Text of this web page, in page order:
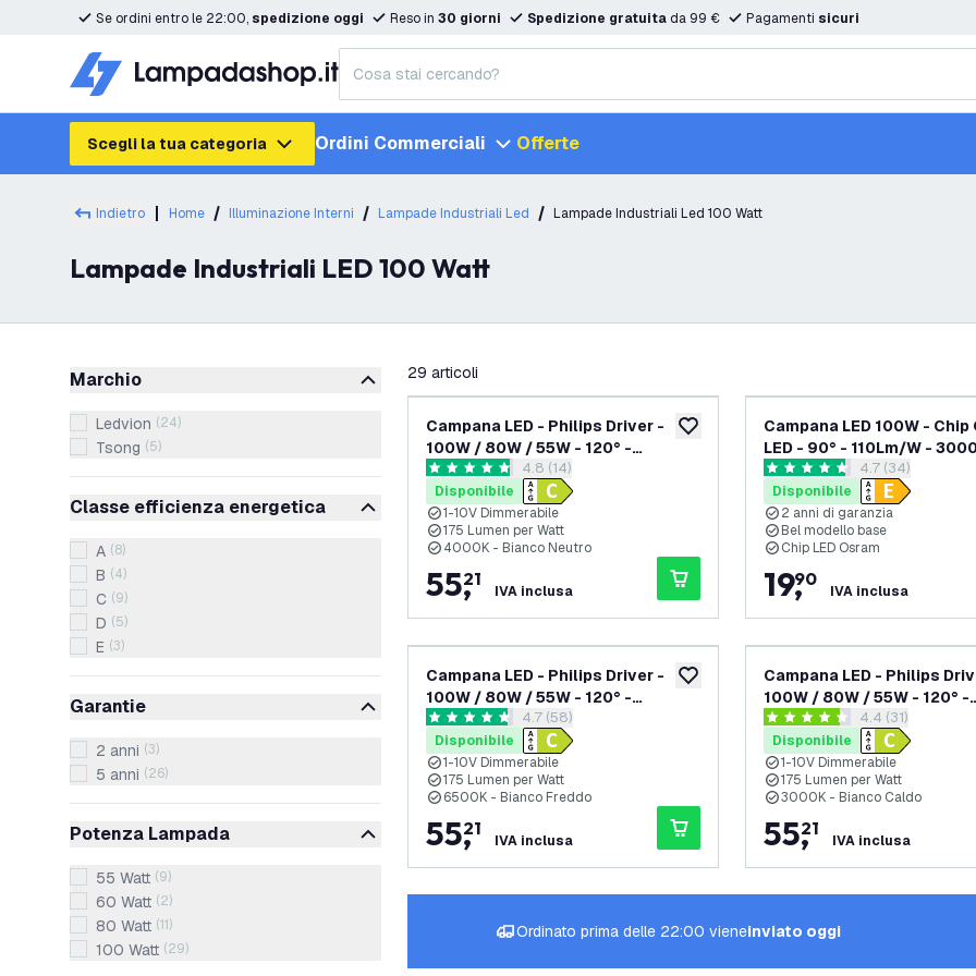
Se ordini entro le 22:00, spedizione oggi Reso in 30 giorni Spedizione gratuita da 99 € Pagamenti sicuri
Scegli la tua categoria Ordini Commerciali Offerte
Indietro Home Illuminazione Interni Lampade Industriali Led Lampade Industriali Led 100 Watt
Lampade Industriali LED 100 Watt
Marchio
Ledvion (24)
Tsong (5)
Classe efficienza energetica
A (8)
B (4)
C (9)
D (5)
E (3)
Garantie
2 anni (3)
5 anni (26)
Potenza Lampada
55 Watt (9)
60 Watt (2)
80 Watt (11)
100 Watt (29)
29 articoli
aggiungi alla lista desideri
Campana LED - Philips Driver -
100W / 80W / 55W - 120° -
175lm/W - 4000K - IP65 -
Dimmerabile - 5 anni di garanzia
apri il cassetto delle recensioni
4.8 stelle di valutazione
4.8 (14)
Disponibile
1-10V Dimmerabile
175 Lumen per Watt
4000K - Bianco Neutro
55,
21
IVA inclusa
Campana LED 100W - Chip
LED - 90° - 110Lm/W -
IP65 - 2 anni di garanzia
apri il cassetto
4.7 stelle di valutazione
4.7 (34)
Disponibile
2 anni di garanzia
Bel modello base
Chip LED Osram
19,
90
IVA inclusa
aggiungi alla lista desideri
Campana LED - Philips Driver -
100W / 80W / 55W - 120° -
175lm/W - 6500K - IP65 -
Dimmerabile - 5 anni di garanzia
apri il cassetto delle recensioni
4.7 stelle di valutazione
4.7 (58)
Disponibile
1-10V Dimmerabile
175 Lumen per Watt
6500K - Bianco Freddo
55,
21
IVA inclusa
Campana LED - Philips
100W / 80W / 55W - 120° -
175lm/W - 3000K - IP65 -
Dimmerabile - 5 anni di
apri il cassetto
4.4 stelle di valutazione
4.4 (31)
Disponibile
1-10V Dimmerabile
175 Lumen per Watt
3000K - Bianco Caldo
55,
21
IVA inclusa
Ordinato prima delle 22:00 vieneinviato oggi
filtra